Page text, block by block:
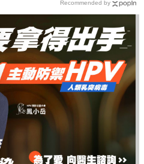
Recommended by